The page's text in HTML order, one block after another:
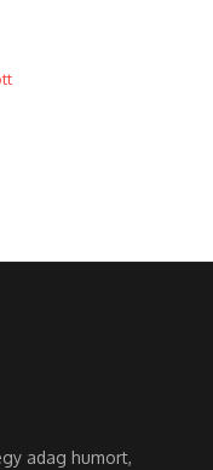
adag humort,